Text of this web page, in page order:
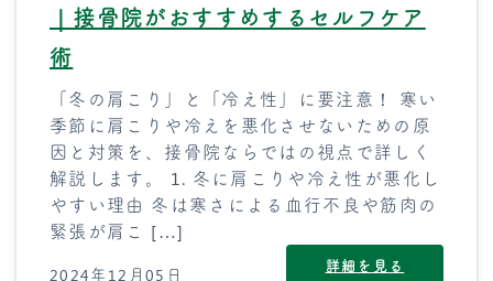
｜接骨院がおすすめするセルフケア
術
「冬の肩こり」と「冷え性」に要注意！ 寒い
季節に肩こりや冷えを悪化させないための原
因と対策を、接骨院ならではの視点で詳しく
解説します。 1. 冬に肩こりや冷え性が悪化し
やすい理由 冬は寒さによる血行不良や筋肉の
緊張が肩こ […]
2024年12月05日 詳細を見る